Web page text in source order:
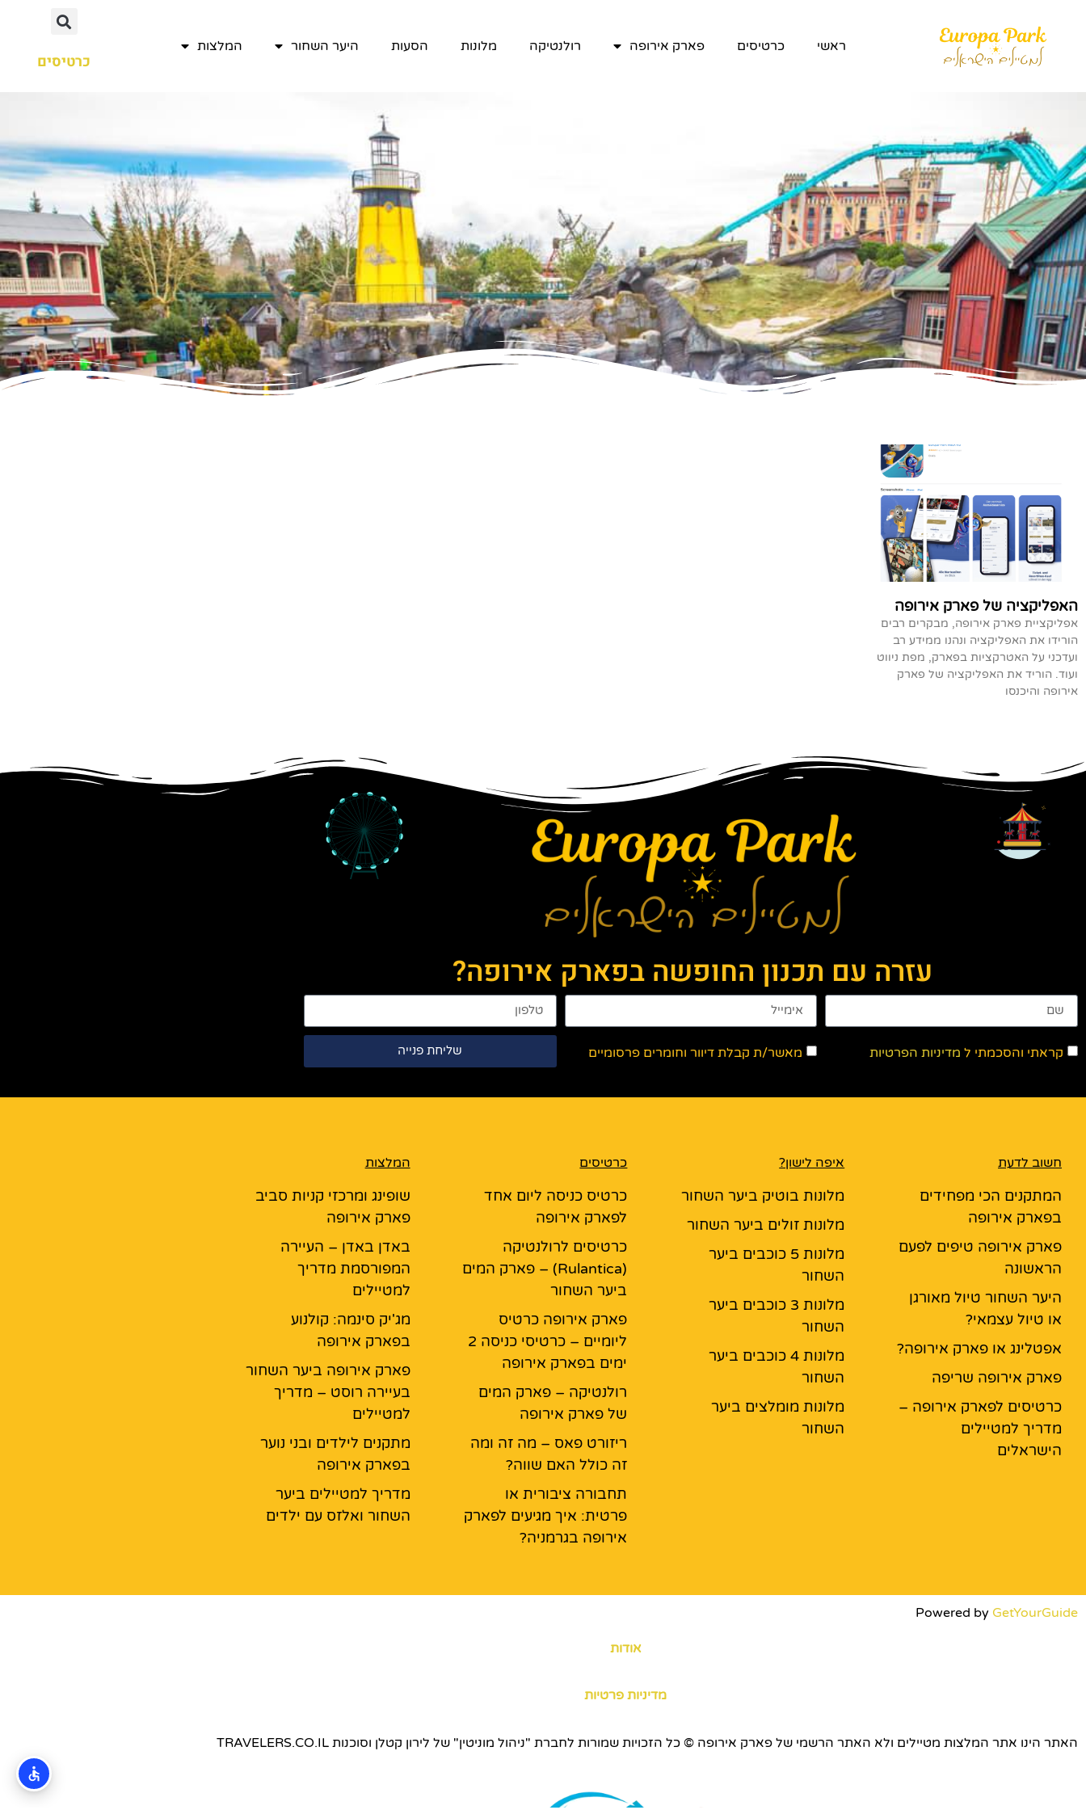
ראשי כרטיסים פארק אירופה רולנטיקה מלונות הסעות היער השחור המלצות
כרטיסים
האפליקציה של פארק אירופה
אפליקציית פארק אירופה, מבקרים רבים
הורידו את האפליקציה ונהנו ממידע רב
ועדכני על האטרקציות בפארק, מפת ניווט
ועוד. הוריד את האפליקציה של פארק
אירופה והיכנסו
עזרה עם תכנון החופשה בפארק אירופה?
קראתי והסכמתי ל מדיניות הפרטיות מאשר/ת קבלת דיוור וחומרים פרסומיים שליחת פנייה
חשוב לדעת
המתקנים הכי מפחידים
בפארק אירופה
פארק אירופה טיפים לפעם
הראשונה
היער השחור טיול מאורגן
או טיול עצמאי?
אפטלינג או פארק אירופה?
פארק אירופה שריפה
כרטיסים לפארק אירופה –
מדריך למטיילים
הישראלים
איפה לישון?
מלונות בוטיק ביער השחור
מלונות זולים ביער השחור
מלונות 5 כוכבים ביער
השחור
מלונות 3 כוכבים ביער
השחור
מלונות 4 כוכבים ביער
השחור
מלונות מומלצים ביער
השחור
כרטיסים
כרטיס כניסה ליום אחד
לפארק אירופה
כרטיסים לרולנטיקה
(Rulantica) – פארק המים
ביער השחור
פארק אירופה כרטיס
ליומיים – כרטיסי כניסה 2
ימים בפארק אירופה
רולנטיקה – פארק המים
של פארק אירופה
ריזורט פאס – מה זה ומה
זה כולל האם שווה?
תחבורה ציבורית או
פרטית: איך מגיעים לפארק
אירופה בגרמניה?
המלצות
שופינג ומרכזי קניות סביב
פארק אירופה
באדן באדן – העיירה
המפורסמת מדריך
למטיילים
מג'יק סינמה: קולנוע
בפארק אירופה
פארק אירופה ביער השחור
בעיירה רוסט – מדריך
למטיילים
מתקנים לילדים ובני נוער
בפארק אירופה
מדריך למטיילים ביער
השחור ואלזס עם ילדים
Powered by GetYourGuide
אודות
מדיניות פרטיות
האתר הינו אתר המלצות מטיילים ולא האתר הרשמי של פארק אירופה © כל הזכויות שמורות לחברת "ניהול מוניטין" של לירון קטלן וסוכנות TRAVELERS.CO.IL